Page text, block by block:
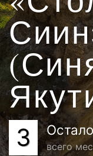
3 всего